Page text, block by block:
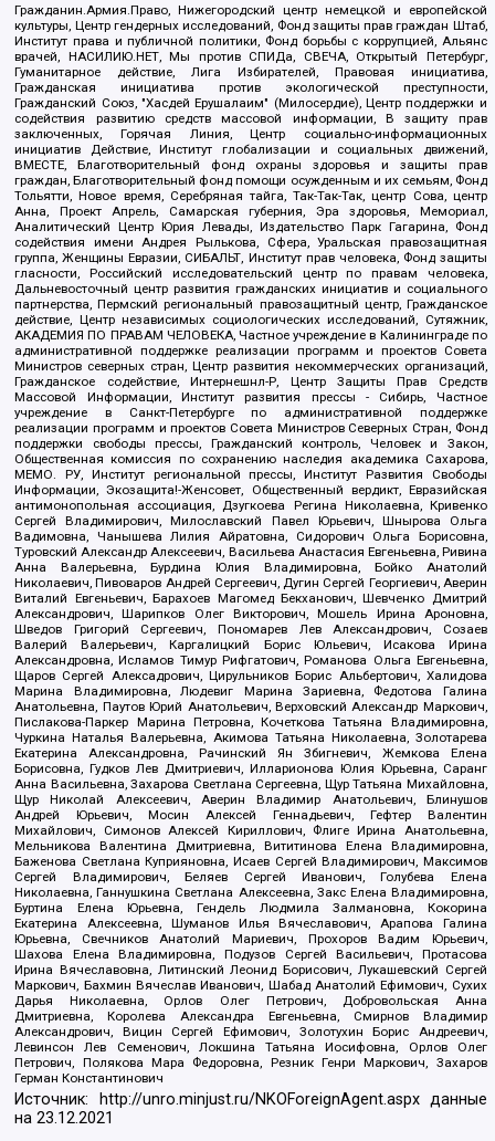
Гражданин.Армия.Право, Нижегородский центр немецкой и европейской
культуры, Центр гендерных исследований, Фонд защиты прав граждан Штаб,
Институт права и публичной политики, Фонд борьбы с коррупцией, Альянс
врачей, НАСИЛИЮ.НЕТ, Мы против СПИДа, СВЕЧА, Открытый Петербург,
Гуманитарное действие, Лига Избирателей, Правовая инициатива,
Гражданская инициатива против экологической преступности,
Гражданский Союз, "Хасдей Ерушалаим" (Милосердие), Центр поддержки и
содействия развитию средств массовой информации, В защиту прав
заключенных, Горячая Линия, Центр социально-информационных
инициатив Действие, Институт глобализации и социальных движений,
ВМЕСТЕ, Благотворительный фонд охраны здоровья и защиты прав
граждан, Благотворительный фонд помощи осужденным и их семьям, Фонд
Тольятти, Новое время, Серебряная тайга, Так-Так-Так, центр Сова, центр
Анна, Проект Апрель, Самарская губерния, Эра здоровья, Мемориал,
Аналитический Центр Юрия Левады, Издательство Парк Гагарина, Фонд
содействия имени Андрея Рылькова, Сфера, Уральская правозащитная
группа, Женщины Евразии, СИБАЛЬТ, Институт прав человека, Фонд защиты
гласности, Российский исследовательский центр по правам человека,
Дальневосточный центр развития гражданских инициатив и социального
партнерства, Пермский региональный правозащитный центр, Гражданское
действие, Центр независимых социологических исследований, Сутяжник,
АКАДЕМИЯ ПО ПРАВАМ ЧЕЛОВЕКА, Частное учреждение в Калининграде по
административной поддержке реализации программ и проектов Совета
Министров северных стран, Центр развития некоммерческих организаций,
Гражданское содействие, Интернешнл-Р, Центр Защиты Прав Средств
Массовой Информации, Институт развития прессы - Сибирь, Частное
учреждение в Санкт-Петербурге по административной поддержке
реализации программ и проектов Совета Министров Северных Стран, Фонд
поддержки свободы прессы, Гражданский контроль, Человек и Закон,
Общественная комиссия по сохранению наследия академика Сахарова,
МЕМО. РУ, Институт региональной прессы, Институт Развития Свободы
Информации, Экозащита!-Женсовет, Общественный вердикт, Евразийская
антимонопольная ассоциация, Дзугкоева Регина Николаевна, Кривенко
Сергей Владимирович, Милославский Павел Юрьевич, Шнырова Ольга
Вадимовна, Чанышева Лилия Айратовна, Сидорович Ольга Борисовна,
Туровский Александр Алексеевич, Васильева Анастасия Евгеньевна, Ривина
Анна Валерьевна, Бурдина Юлия Владимировна, Бойко Анатолий
Николаевич, Пивоваров Андрей Сергеевич, Дугин Сергей Георгиевич, Аверин
Виталий Евгеньевич, Барахоев Магомед Бекханович, Шевченко Дмитрий
Александрович, Шарипков Олег Викторович, Мошель Ирина Ароновна,
Шведов Григорий Сергеевич, Пономарев Лев Александрович, Созаев
Валерий Валерьевич, Каргалицкий Борис Юльевич, Исакова Ирина
Александровна, Исламов Тимур Рифгатович, Романова Ольга Евгеньевна,
Щаров Сергей Алексадрович, Цирульников Борис Альбертович, Халидова
Марина Владимировна, Людевиг Марина Зариевна, Федотова Галина
Анатольевна, Паутов Юрий Анатольевич, Верховский Александр Маркович,
Пислакова-Паркер Марина Петровна, Кочеткова Татьяна Владимировна,
Чуркина Наталья Валерьевна, Акимова Татьяна Николаевна, Золотарева
Екатерина Александровна, Рачинский Ян Збигневич, Жемкова Елена
Борисовна, Гудков Лев Дмитриевич, Илларионова Юлия Юрьевна, Саранг
Анна Васильевна, Захарова Светлана Сергеевна, Щур Татьяна Михайловна,
Щур Николай Алексеевич, Аверин Владимир Анатольевич, Блинушов
Андрей Юрьевич, Мосин Алексей Геннадьевич, Гефтер Валентин
Михайлович, Симонов Алексей Кириллович, Флиге Ирина Анатольевна,
Мельникова Валентина Дмитриевна, Вититинова Елена Владимировна,
Баженова Светлана Куприяновна, Исаев Сергей Владимирович, Максимов
Сергей Владимирович, Беляев Сергей Иванович, Голубева Елена
Николаевна, Ганнушкина Светлана Алексеевна, Закс Елена Владимировна,
Буртина Елена Юрьевна, Гендель Людмила Залмановна, Кокорина
Екатерина Алексеевна, Шуманов Илья Вячеславович, Арапова Галина
Юрьевна, Свечников Анатолий Мариевич, Прохоров Вадим Юрьевич,
Шахова Елена Владимировна, Подузов Сергей Васильевич, Протасова
Ирина Вячеславовна, Литинский Леонид Борисович, Лукашевский Сергей
Маркович, Бахмин Вячеслав Иванович, Шабад Анатолий Ефимович, Сухих
Дарья Николаевна, Орлов Олег Петрович, Добровольская Анна
Дмитриевна, Королева Александра Евгеньевна, Смирнов Владимир
Александрович, Вицин Сергей Ефимович, Золотухин Борис Андреевич,
Левинсон Лев Семенович, Локшина Татьяна Иосифовна, Орлов Олег
Петрович, Полякова Мара Федоровна, Резник Генри Маркович, Захаров
Герман Константинович
Источник: http://unro.minjust.ru/NKOForeignAgent.aspxданные
на23.12.2021